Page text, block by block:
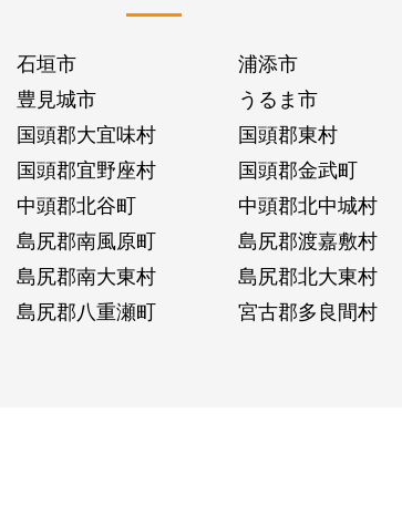
石垣市
浦添市
豊見城市
うるま市
国頭郡大宜味村
国頭郡東村
国頭郡宜野座村
国頭郡金武町
中頭郡北谷町
中頭郡北中城村
島尻郡南風原町
島尻郡渡嘉敷村
島尻郡南大東村
島尻郡北大東村
島尻郡八重瀬町
宮古郡多良間村